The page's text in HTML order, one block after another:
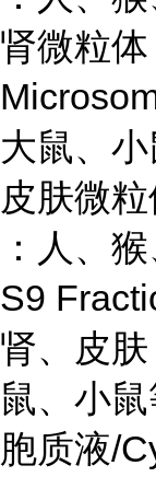
肾微粒
大鼠、小
皮肤微
：人、
S9
肾、皮
鼠、小鼠
胞质液/